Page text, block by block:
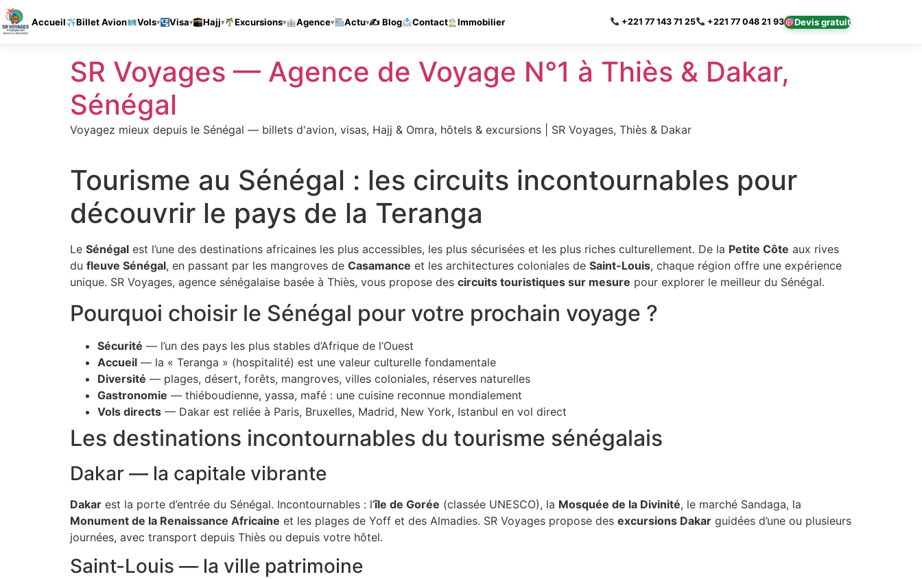
Accueil Billet Avion Vols Visa Hajj Excursions Agence Actu ✍️ Blog Contact Immobilier +221 77 143 71 25 +221 77 048 21 93 Devis gratuit
SR Voyages — Agence de Voyage N°1 à Thiès & Dakar,
Sénégal
Voyagez mieux depuis le Sénégal — billets d'avion, visas, Hajj & Omra, hôtels & excursions | SR Voyages, Thiès & Dakar
Tourisme au Sénégal : les circuits incontournables pour
découvrir le pays de la Teranga
Le Sénégal est l’une des destinations africaines les plus accessibles, les plus sécurisées et les plus riches culturellement. De la Petite Côte aux rives
du fleuve Sénégal, en passant par les mangroves de Casamance et les architectures coloniales de Saint-Louis, chaque région offre une expérience
unique. SR Voyages, agence sénégalaise basée à Thiès, vous propose des circuits touristiques sur mesure pour explorer le meilleur du Sénégal.
Pourquoi choisir le Sénégal pour votre prochain voyage ?
Sécurité — l’un des pays les plus stables d’Afrique de l’Ouest
Accueil — la « Teranga » (hospitalité) est une valeur culturelle fondamentale
Diversité — plages, désert, forêts, mangroves, villes coloniales, réserves naturelles
Gastronomie — thiéboudienne, yassa, mafé : une cuisine reconnue mondialement
Vols directs — Dakar est reliée à Paris, Bruxelles, Madrid, New York, Istanbul en vol direct
Les destinations incontournables du tourisme sénégalais
Dakar — la capitale vibrante
Dakar est la porte d’entrée du Sénégal. Incontournables : l’île de Gorée (classée UNESCO), la Mosquée de la Divinité, le marché Sandaga, la
Monument de la Renaissance Africaine et les plages de Yoff et des Almadies. SR Voyages propose des excursions Dakar guidées d’une ou plusieurs
journées, avec transport depuis Thiès ou depuis votre hôtel.
Saint-Louis — la ville patrimoine